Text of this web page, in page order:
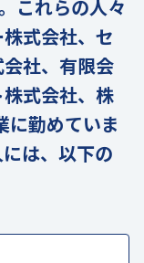
これらの人々
式会社、セ
社、有限会
式会社、株
に勤めていま
は、以下の